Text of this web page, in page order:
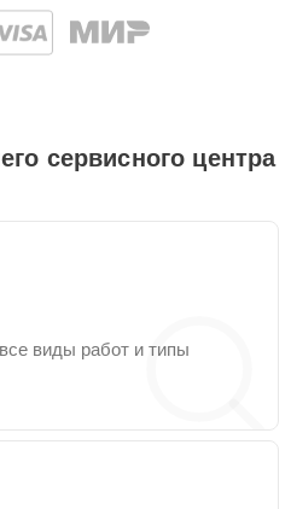
сервисного центра
виды работ и типы